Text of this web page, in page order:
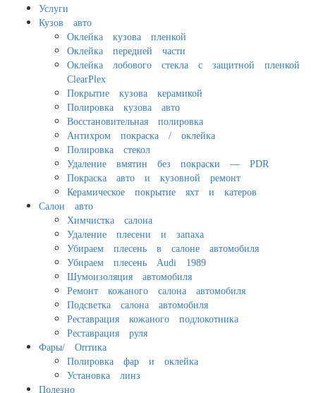
Услуги
Кузов авто
Оклейка кузова пленкой
Оклейка передней части
Оклейка лобового стекла с защитной пленкой
ClearPlex
Покрытие кузова керамикой
Полировка кузова авто
Восстановительная полировка
Антихром покраска / оклейка
Полировка стекол
Удаление вмятин без покраски — PDR
Покраска авто и кузовной ремонт
Керамическое покрытие яхт и катеров
Салон авто
Химчистка салона
Удаление плесени и запаха
Убираем плесень в салоне автомобиля
Убираем плесень Audi 1989
Шумоизоляция автомобиля
Ремонт кожаного салона автомобиля
Подсветка салона автомобиля
Реставрация кожаного подлокотника
Реставрация руля
Фары/ Оптика
Полировка фар и оклейка
Установка линз
Полезно